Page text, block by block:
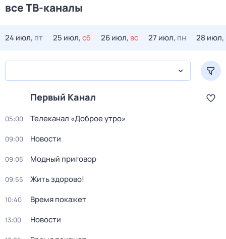
все ТВ-каналы
24 июл, пт 25 июл,сб 26 июл, вс 27 июл, пн 28 июл,
Первый Канал
05:00 Телеканал «Доброе утро»
09:00 Новости
09:05 Модный приговор
09:55 Жить здорово!
10:40 Время покажет
13:00 Новости